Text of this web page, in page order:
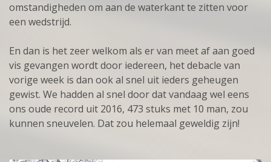
omstandigheden om aan de waterkant te zitten voor
een wedstrijd.
En dan is het zeer welkom als er van meet af aan goed
vis gevangen wordt door iedereen, het debacle van
vorige week is dan ook al snel uit ieders geheugen
gewist. We hadden al snel door dat vandaag wel eens
ons oude record uit 2016, 473 stuks met 10 man, zou
kunnen sneuvelen. Dat zou helemaal geweldig zijn!